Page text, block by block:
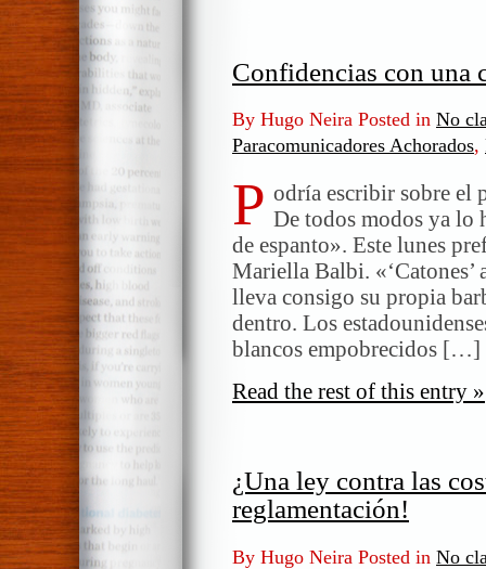
Confidencias con una
By Hugo Neira Posted in No
Paracomunicadores Achorados,
P odría escribir sobre el
De todos modos ya lo
de espanto». Este lunes
Mariella Balbi. «‘Catones’
lleva consigo su propia
dentro. Los
blancos empobrecidos […]
Read the rest of this entry »
¿Una ley contra las
reglamentación!
By Hugo Neira Posted in No